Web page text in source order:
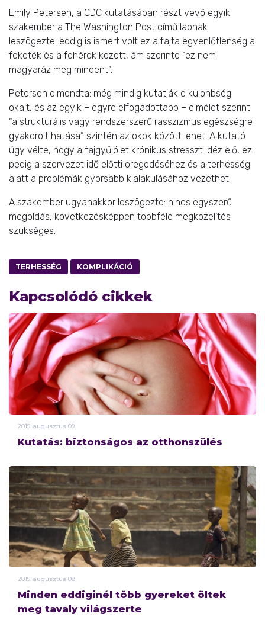
Emily Petersen, a CDC kutatásában részt vevő egyik
szakember a The Washington Post című lapnak
leszögezte: eddig is ismert volt ez a fajta egyenlőtlenség a
feketék és a fehérek között, ám szerinte “ez nem
magyaráz meg mindent”.
Petersen elmondta: még mindig kutatják e különbség
okait, és az egyik – egyre elfogadottabb – elmélet szerint
“a strukturális vagy rendszerszerű rasszizmus egészségre
gyakorolt hatása” szintén az okok között lehet. A kutató
úgy vélte, hogy a fajgyűlölet krónikus stresszt idéz elő, ez
pedig a szervezet idő előtti öregedéséhez és a terhesség
alatt a problémák gyorsabb kialakulásához vezethet.
A szakember ugyanakkor leszögezte: nincs egyszerű
megoldás, következésképpen többféle megközelítés
szükséges.
TERHESSÉG KOMPLIKÁCIÓ
Kapcsolódó cikkek
2019. augusztus 09.
Kutatás: biztonságos az otthonszülés
2019. augusztus 08.
Minden eddiginél több gyereket öltek
meg tavaly világszerte